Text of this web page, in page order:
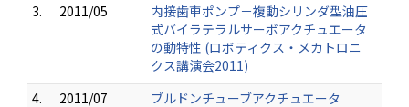
3.
2011/05
内接歯車ポンプ－複動シリンダ型油圧
式バイラテラルサーボアクチュエータ
の動特性 (ロボティクス・メカトロニ
クス講演会2011)
4.
2011/07
ブルドンチューブアクチュエータ